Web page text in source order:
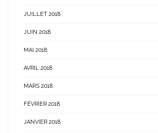
JUILLET 2018
JUIN 2018
MAI 2018
AVRIL 2018
MARS 2018
FÉVRIER 2018
JANVIER 2018